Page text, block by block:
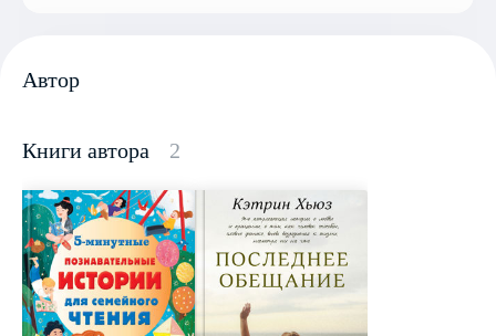
Автор
Книги автора 2